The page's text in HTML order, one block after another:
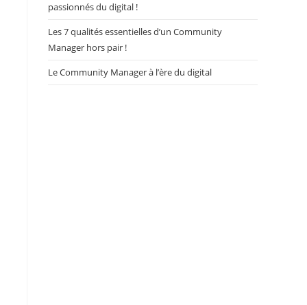
passionnés du digital !
Les 7 qualités essentielles d’un Community
Manager hors pair !
Le Community Manager à l’ère du digital